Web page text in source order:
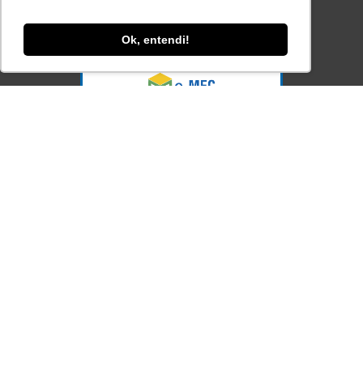
Ok, entendi!
Consulte aqui o cadastro da Instituição no